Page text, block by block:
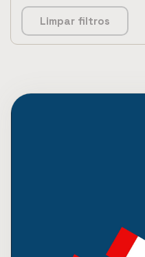
Limpar filtros